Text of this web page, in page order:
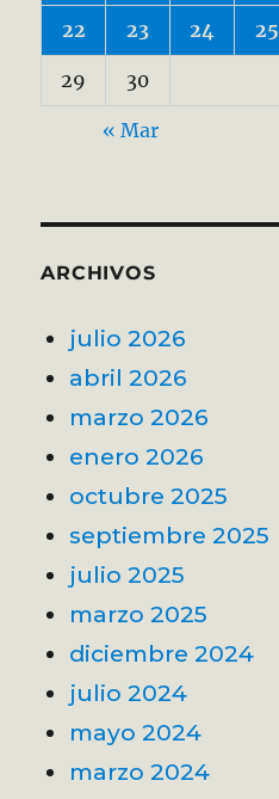
22 23 24 25
29 30
« Mar
ARCHIVOS
julio 2026
abril 2026
marzo 2026
enero 2026
octubre 2025
septiembre 2025
julio 2025
marzo 2025
diciembre 2024
julio 2024
mayo 2024
marzo 2024